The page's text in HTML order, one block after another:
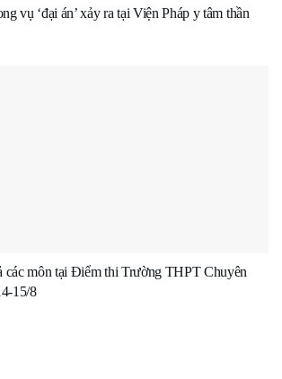
vụ ‘đại án’ xảy ra tại Viện Pháp y tâm thần
các môn tại Điểm thi Trường THPT Chuyên
15/8